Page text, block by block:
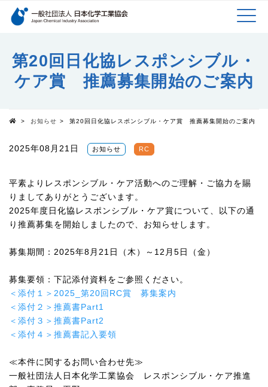
検索キーワード
U
第20回日化協レスポンシブル・
ケア賞 推薦募集開始のご案内
> お知らせ > 第20回日化協レスポンシブル・ケア賞 推薦募集開始のご案内
2025年08月21日 お知らせ RC
平素よりレスポンシブル・ケア活動へのご理解・ご協力を賜
りましてありがとうございます。
2025年度日化協レスポンシブル・ケア賞について、以下の通
り推薦募集を開始しましたので、お知らせします。
募集期間： 2025年8 月 21 日（木）～ 12 月 5日（金）
募集要領：下記添付資料をご参照ください。
＜添付１＞ 2025_ 第20回 RC賞 募集案内
＜添付２＞推薦書Part1
＜添付３＞推薦書Part2
＜添付４＞推薦書記入要領
≪本件に関するお問い合わせ先≫
一般社団法人日本化学工業協会 レスポンシブル・ケア推進